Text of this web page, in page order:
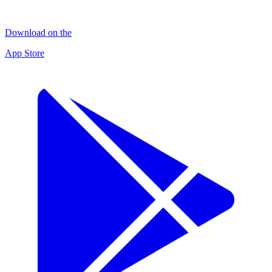
Download on the
App Store